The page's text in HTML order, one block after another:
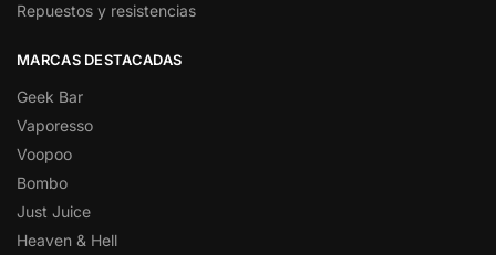
Repuestos y resistencias
MARCAS DESTACADAS
Geek Bar
Vaporesso
Voopoo
Bombo
Just Juice
Heaven & Hell